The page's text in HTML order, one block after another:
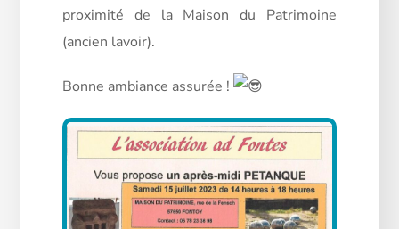
proximité de la Maison du Patrimoine
(ancien lavoir).
Bonne ambiance assurée !